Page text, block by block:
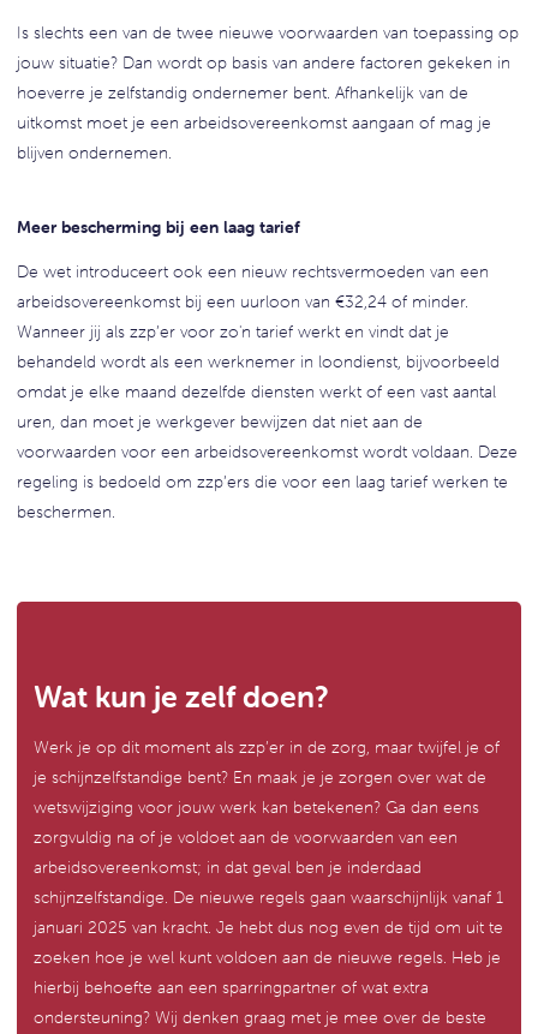
Is slechts een van de twee nieuwe voorwaarden van toepassing op
jouw situatie? Dan wordt op basis van andere factoren gekeken in
hoeverre je zelfstandig ondernemer bent. Afhankelijk van de
uitkomst moet je een arbeidsovereenkomst aangaan of mag je
blijven ondernemen.
Meer bescherming bij een laag tarief
De wet introduceert ook een nieuw rechtsvermoeden van een
arbeidsovereenkomst bij een uurloon van €32,24 of minder.
Wanneer jij als zzp’er voor zo'n tarief werkt en vindt dat je
behandeld wordt als een werknemer in loondienst, bijvoorbeeld
omdat je elke maand dezelfde diensten werkt of een vast aantal
uren, dan moet je werkgever bewijzen dat niet aan de
voorwaarden voor een arbeidsovereenkomst wordt voldaan. Deze
regeling is bedoeld om zzp’ers die voor een laag tarief werken te
beschermen.
Wat kun je zelf doen?
Werk je op dit moment als zzp’er in de zorg, maar twijfel je of
je schijnzelfstandige bent? En maak je je zorgen over wat de
wetswijziging voor jouw werk kan betekenen? Ga dan eens
zorgvuldig na of je voldoet aan de voorwaarden van een
arbeidsovereenkomst; in dat geval ben je inderdaad
schijnzelfstandige. De nieuwe regels gaan waarschijnlijk vanaf 1
januari 2025 van kracht. Je hebt dus nog even de tijd om uit te
zoeken hoe je wel kunt voldoen aan de nieuwe regels. Heb je
hierbij behoefte aan een sparringpartner of wat extra
ondersteuning? Wij denken graag met je mee over de beste